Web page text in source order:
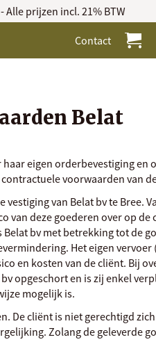
Alle prijzen incl. 21% BTW
Contact
Belat
eigen orderbevestiging en
voorwaarden van
vestiging van Belat bv te Bree.
van deze goederen over op de
bv met betrekking tot de
Het eigen
en kosten van de cliënt. Bij
opgeschort en is zij enkel
mogelijk is.
De cliënt is niet gerechtigd
Zolang de geleverde